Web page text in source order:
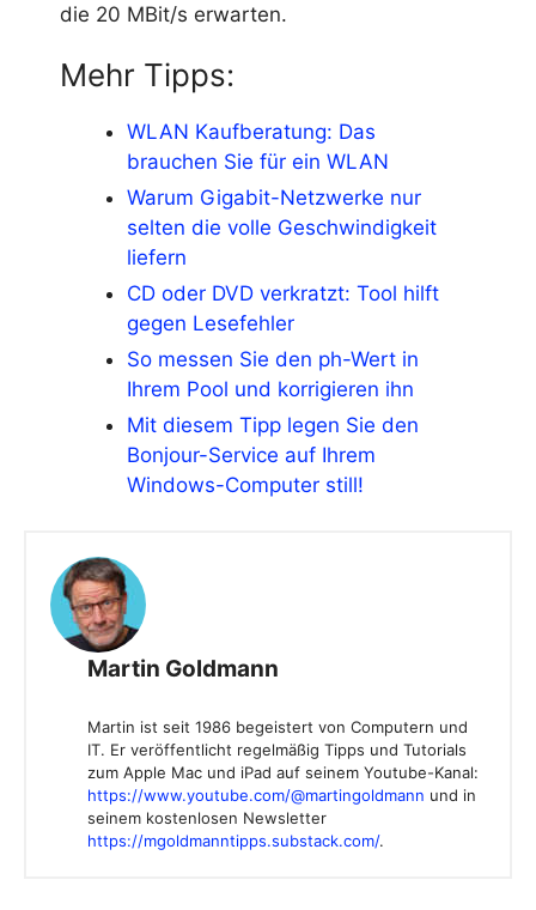
die 20 MBit/s erwarten.
Mehr Tipps:
WLAN Kaufberatung: Das
brauchen Sie für ein WLAN
Warum Gigabit-Netzwerke nur
selten die volle Geschwindigkeit
liefern
CD oder DVD verkratzt: Tool hilft
gegen Lesefehler
So messen Sie den ph-Wert in
Ihrem Pool und korrigieren ihn
Mit diesem Tipp legen Sie den
Bonjour-Service auf Ihrem
Windows-Computer still!
Martin Goldmann
Martin ist seit 1986 begeistert von Computern und
IT. Er veröffentlicht regelmäßig Tipps und Tutorials
zum Apple Mac und iPad auf seinem Youtube-Kanal:
https://www.youtube.com/@martingoldmann und in
seinem kostenlosen Newsletter
https://mgoldmanntipps.substack.com/.